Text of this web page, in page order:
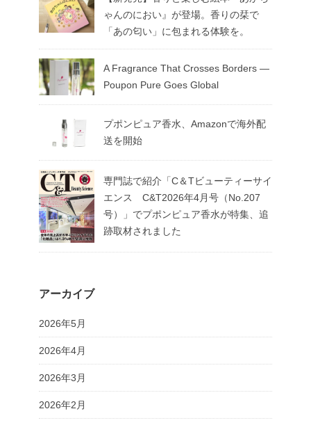
ゃんのにおい』が登場。香りの栞で
「あの匂い」に包まれる体験を。
A Fragrance That Crosses Borders —
Poupon Pure Goes Global
プポンピュア香水、Amazonで海外配
送を開始
専門誌で紹介「C＆Tビューティーサイ
エンス C&T2026年4月号（No.207
号）」でプポンピュア香水が特集、追
跡取材されました
アーカイブ
2026年5月
2026年4月
2026年3月
2026年2月